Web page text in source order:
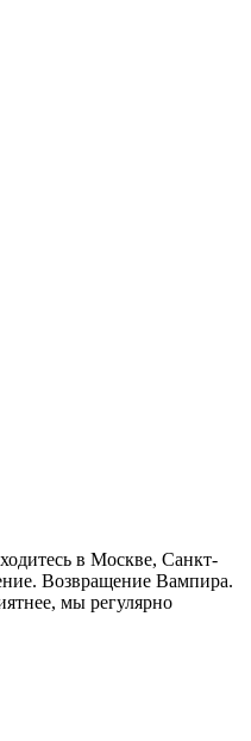
в Москве, Санкт-
Возвращение Вампира.
мы регулярно